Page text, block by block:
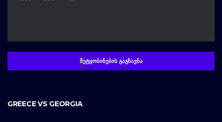
GREECE VS GEORGIA